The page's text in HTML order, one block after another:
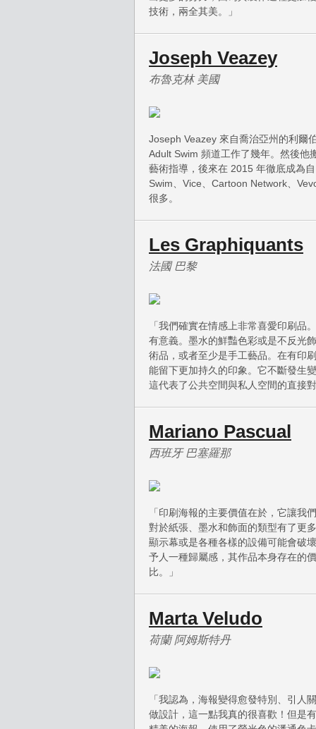
技術，兩全其美。」
Joseph Veazey
布魯克林 美國
Joseph Veazey 來自喬治亞州的利爾
Adult Swim 頻道工作了幾年。然後他
藝術指導，後來在 2015 年徹底成為
Swim、Vice、Cartoon Network、
很多。
Les Graphiquants
法國 巴黎
「我們確實在情感上非常喜愛印刷品
有意義。墨水的鮮豔色彩或是不反光
術品，或者至少是手工藝品。在有印
能留下更加持久的印象。它不斷發生
這代表了公共空間與私人空間的直接
Mariano Pascual
西班牙 巴塞羅那
「印刷海報的主要價值在於，它讓我
對於紙張、墨水和飾面的類型有了更
顯示幕或是各種各樣的設備可能會破
予人一種歸屬感，其作品本身存在的
比。」
Marta Veludo
荷蘭 阿姆斯特丹
「我認為，海報變得愈發特別、引人
做設計，這一點我真的很喜歡！但是